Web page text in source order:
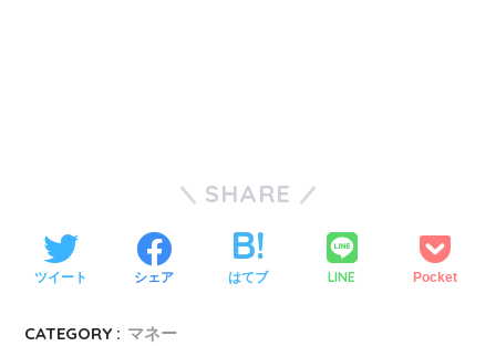
SHARE
ツイート シェア はてブ LINE Pocket
CATEGORY : マネー